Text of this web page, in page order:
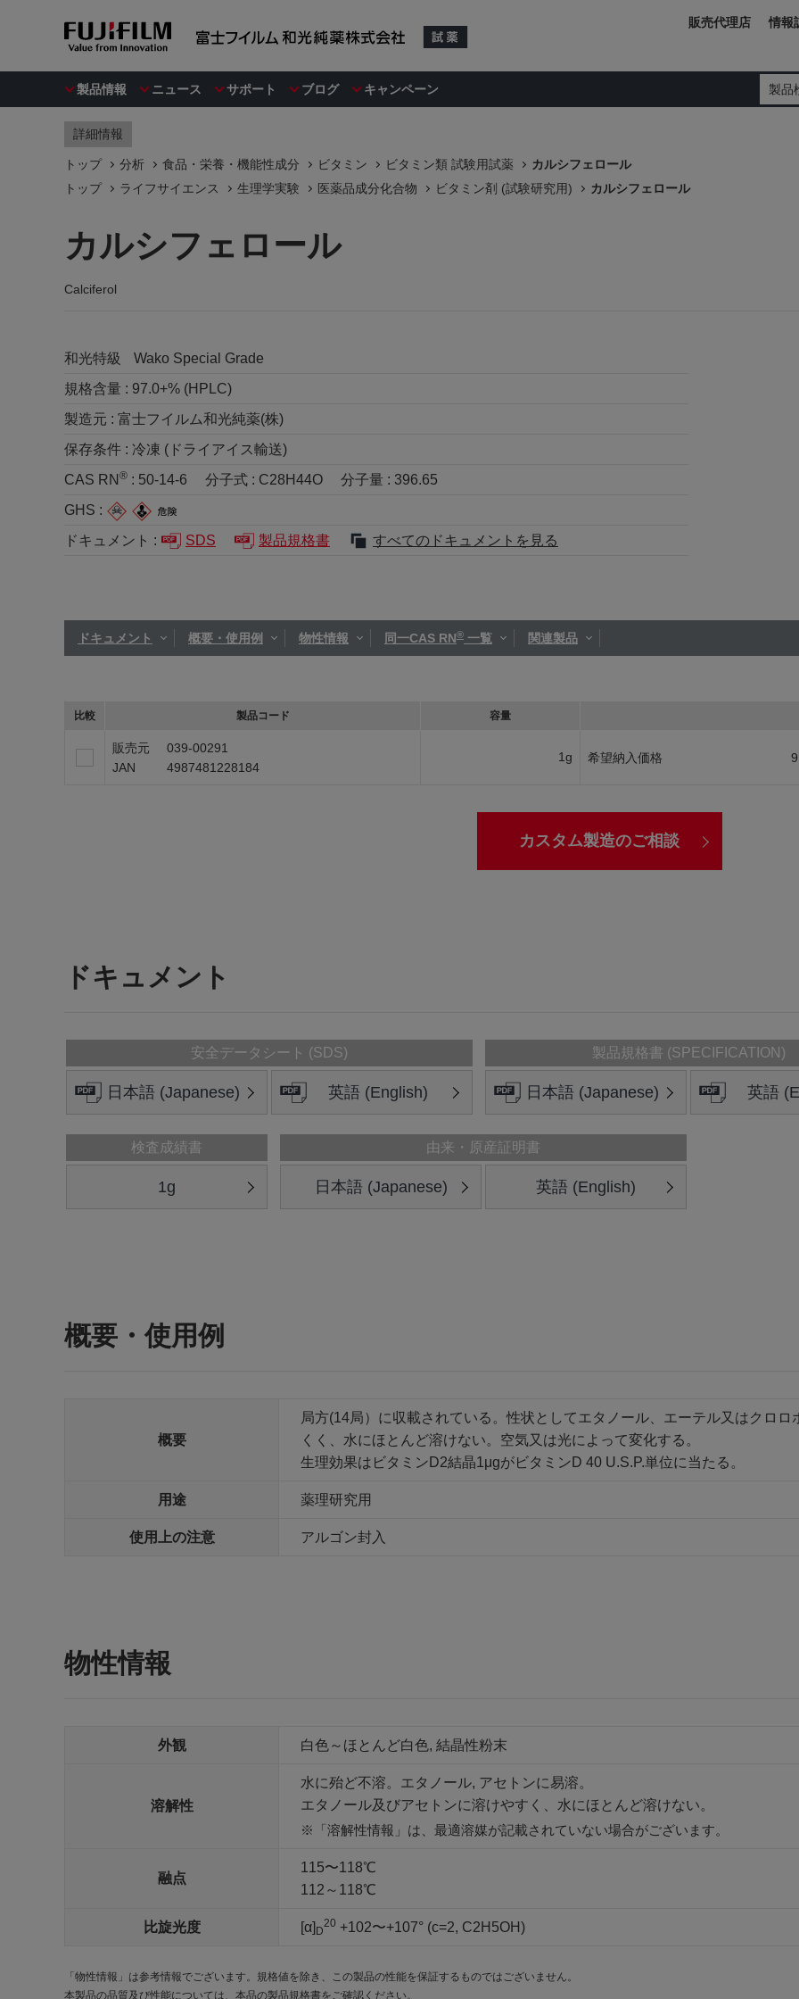
製品情報 ニュース サポート ブログ キャンペーン 製品
販売代理店 情報
詳細情報
トップ 分析 食品・栄養・機能性成分 ビタミン ビタミン類 試験用試薬
カルシフェロール
トップ
ライフサイエンス 生理学実験 医薬品成分化合物 ビタミン剤 (試験研究用) カルシフェロール
カルシフェロール
Calciferol
和光特級
Wako Special Grade
規格含量 : 97.0+% (HPLC)
製造元 : 富士フイルム和光純薬(株)
保存条件 : 冷凍 (ドライアイス輸送)
CAS RN ® : 50-14-6 分子式 : C28H44O 分子量 : 396.65
GHS :
ドキュメント :
SDS 製品規格書 すべてのドキュメントを見る
ドキュメント 概要・使用例 物性情報 同一CAS RN® 一覧 関連製品
比較 製品コード 容量
販売元
039-00291
JAN
4987481228184
1g 希望納入価格
カスタム製造のご相談
ドキュメント
安全データシート (SDS)
日本語 (Japanese) 英語 (English)
製品規格書 (SPECIFICATION)
日本語 (Japanese) 英語
検査成績書
1g
由来・原産証明書
日本語 (Japanese) 英語 (English)
概要・使用例
概要
局方(14局）に収載されている。性状としてエタノール、エーテル又はクロ
くく、水にほとんど溶けない。空気又は光によって変化する。
生理効果はビタミンD2結晶1μgがビタミンD 40 U.S.P.単位に当たる。
用途 薬理研究用
使用上の注意 アルゴン封入
物性情報
外観 白色～ほとんど白色, 結晶性粉末
溶解性
水に殆ど不溶。エタノール, アセトンに易溶。
エタノール及びアセトンに溶けやすく、水にほとんど溶けない。
「溶解性情報」は、最適溶媒が記載されていない場合がございます。
融点
115〜118℃
112～118℃
比旋光度 [α] D
20 +102〜+107° (c=2, C2H5OH)
「物性情報」は参考情報でございます。規格値を除き、この製品の性能を保証するものではございません。
本製品の品質及び性能については、本品の製品規格書をご確認ください。